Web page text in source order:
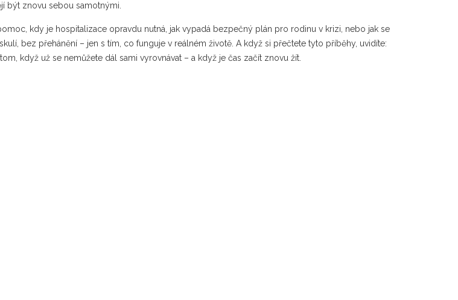
být znovu sebou samotnými.
kdy je hospitalizace opravdu nutná, jak vypadá bezpečný plán pro rodinu v krizi, nebo jak se
bez přehánění – jen s tím, co funguje v reálném životě. A když si přečtete tyto příběhy, uvidíte:
když už se nemůžete dál sami vyrovnávat – a když je čas začít znovu žít.